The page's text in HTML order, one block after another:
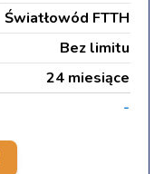
Światłowód FTTH
Bez limitu
24 miesiące
-